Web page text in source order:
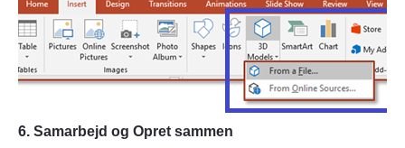
6. Samarbejd og Opret sammen